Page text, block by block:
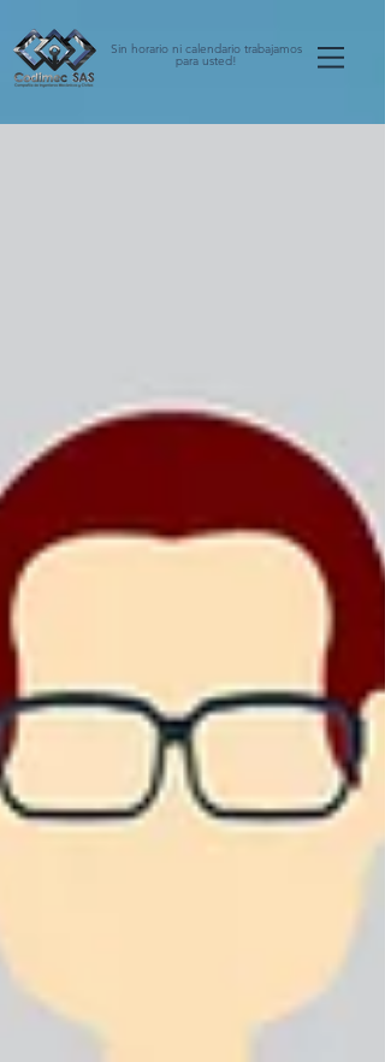
Sin horario ni calendario trabajamos
para usted!